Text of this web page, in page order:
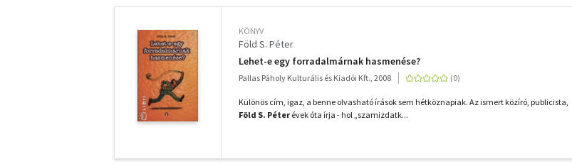
KÖNYV
Föld S. Péter
Lehet-e egy forradalmárnak hasmenése?
Pallas Páholy Kulturális és Kiadói Kft., 2008
Különös cím, igaz, a benne olvasható írások sem hétköznapiak. Az ismert közíró, publicista,
Föld S. Péter évek óta írja - hol „szamizdatk...